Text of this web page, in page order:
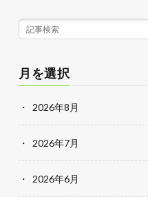
月を選択
2026年8月
2026年7月
2026年6月